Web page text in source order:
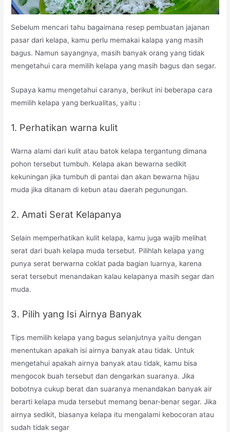
Sebelum mencari tahu bagaimana resep pembuatan jajanan
pasar dari kelapa, kamu perlu memakai kalapa yang masih
bagus. Namun sayangnya, masih banyak orang yang tidak
mengetahui cara memilih kelapa yang masih bagus dan segar.
Supaya kamu mengetahui caranya, berikut ini beberapa cara
memilih kelapa yang berkualitas, yaitu :
1. Perhatikan warna kulit
Warna alami dari kulit atau batok kelapa tergantung dimana
pohon tersebut tumbuh. Kelapa akan bewarna sedikit
kekuningan jika tumbuh di pantai dan akan bewarna hijau
muda jika ditanam di kebun atau daerah pegunungan.
2. Amati Serat Kelapanya
Selain memperhatikan kulit kelapa, kamu juga wajib melihat
serat dari buah kelapa muda tersebut. Pilihlah kelapa yang
punya serat berwarna coklat pada bagian luarnya, karena
serat tersebut menandakan kalau kelapanya masih segar dan
muda.
3. Pilih yang Isi Airnya Banyak
Tips memilih kelapa yang bagus selanjutnya yaitu dengan
menentukan apakah isi airnya banyak atau tidak. Untuk
mengetahui apakah airnya banyak atau tidak, kamu bisa
mengocok buah tersebut dan dengarkan suaranya. Jika
bobotnya cukup berat dan suaranya menandakan banyak air
berarti kelapa muda tersebut memang benar-benar segar. Jika
airnya sedikit, biasanya kelapa itu mengalami kebocoran atau
sudah tidak segar